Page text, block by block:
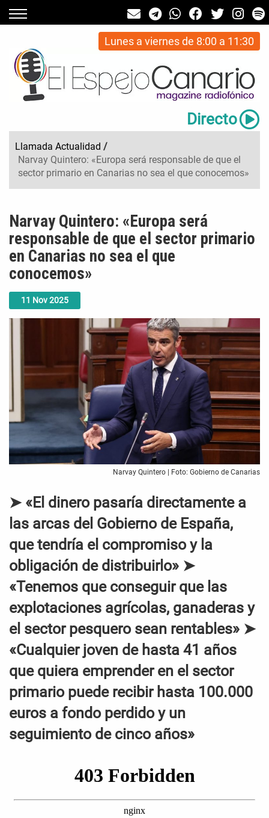
Lunes a viernes de 8:00 a 11:30
Directo
Llamada Actualidad /
Narvay Quintero: «Europa será responsable de que el
sector primario en Canarias no sea el que conocemos»
11 Nov2025
Narvay Quintero: «Europa será
responsable de que el sector primario
en Canarias no sea el que
conocemos»
Narvay Quintero | Foto: Gobierno de Canarias
➤ «El dinero pasaría directamente a
las arcas del Gobierno de España,
que tendría el compromiso y la
obligación de distribuirlo» ➤
«Tenemos que conseguir que las
explotaciones agrícolas, ganaderas y
el sector pesquero sean rentables» ➤
«Cualquier joven de hasta 41 años
que quiera emprender en el sector
primario puede recibir hasta 100.000
euros a fondo perdido y un
seguimiento de cinco años»